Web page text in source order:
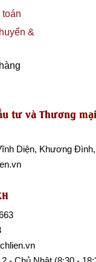
&
tư và Thương
Diện, Khương